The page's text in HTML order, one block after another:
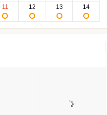
11 12 13 14